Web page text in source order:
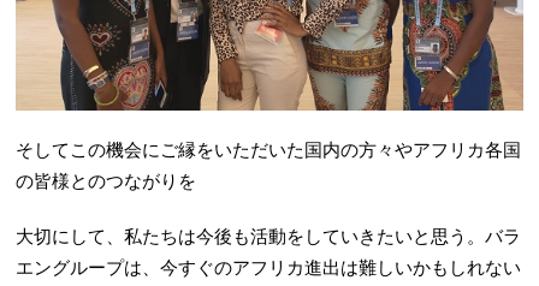
そしてこの機会にご縁をいただいた国内の方々やアフリカ各国
の皆様とのつながりを
大切にして、私たちは今後も活動をしていきたいと思う。バラ
エングループは、今すぐのアフリカ進出は難しいかもしれない